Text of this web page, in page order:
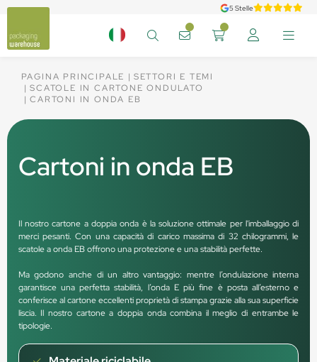
5 Stelle
PAGINA PRINCIPALE
SETTORI E TEMI
SCATOLE IN CARTONE ONDULATO
CARTONI IN ONDA EB
Cartoni in onda EB
Il nostro cartone a doppia onda è la soluzione ottimale per l'imballaggio di
merci pesanti. Con una capacità di carico massima di 32 chilogrammi, le
scatole a onda EB offrono una protezione e una stabilità perfette.
Ma godono anche di un altro vantaggio: mentre l’ondulazione interna
garantisce una perfetta stabilità, l’onda E più fine è posta all’esterno e
conferisce al cartone eccellenti proprietà di stampa grazie alla sua superficie
liscia. Il nostro cartone a doppia onda combina il meglio di entrambe le
tipologie.